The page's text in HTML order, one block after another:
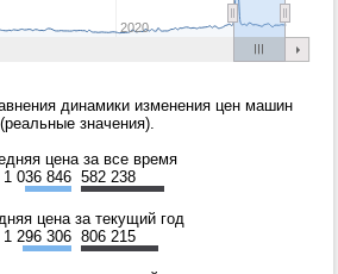
2020
динамики изменения цен машин
(реальные значения).
цена за все время
1 036 846 582 238
цена за текущий год
1 296 306 806 215